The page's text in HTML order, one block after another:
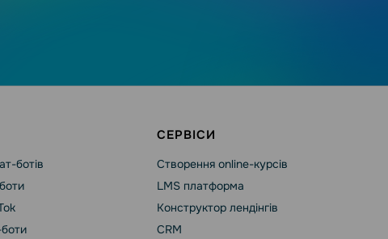
ботів
СЕРВІСИ
Створення online-курсів
LMS платформа
Конструктор лендінгів
CRM